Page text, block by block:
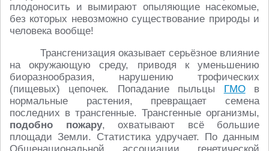
плодоносить и вымирают опыляющие насекомые,
без которых невозможно существование природы и
человека вообще!
Трансгенизация оказывает серьёзное влияние
на окружающую среду, приводя к уменьшению
биоразнообразия, нарушению трофических
(пищевых) цепочек. Попадание пыльцы ГМОв
нормальные растения, превращает семена
последних в трансгенные. Трансгенные организмы,
подобно пожару, охватывают всё большие
площади Земли. Статистика удручает. По данным